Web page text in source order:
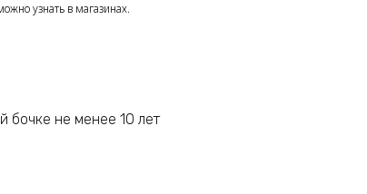
узнать в магазинах.
бочке не менее 10 лет